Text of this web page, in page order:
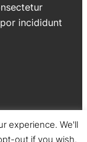
incididunt
experience. We'll
out if you wish.